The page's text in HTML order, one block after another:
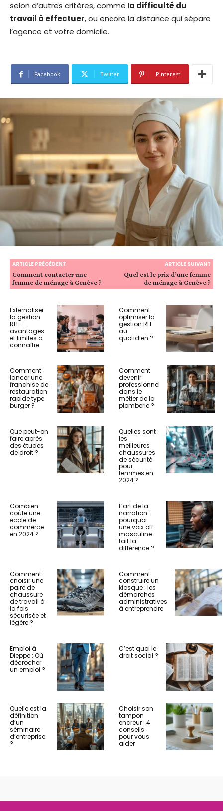
selon d’autres critères, comme la difficulté du
travail à effectuer, ou encore la distance qui sépare
l’agence et votre domicile.
Facebook Twitter Pinterest
ARTICLE PRÉCÉDENT
Comment contacter une
femme de ménage à Genève ?
ARTICLE SUIVANT
Quel est le prix d’une femme
de ménage à Genève ?
Externaliser
la gestion
RH :
avantages
et limites à
connaître
Comment
optimiser la
gestion RH
au
quotidien ?
Comment
lancer une
franchise de
restauration
rapide type
burger ?
Comment
devenir
professionnel
dans le
métier de la
plomberie ?
Que peut-on
faire après
des études
de droit ?
Quelles sont
les
meilleures
chaussures
de sécurité
pour
femmes en
2024 ?
Combien
coûte une
école de
commerce
en 2024 ?
L’art de la
narration :
pourquoi
une voix off
masculine
fait la
différence ?
Comment
choisir une
paire de
chaussure
de travail à
la fois
sécurisée et
légère ?
Comment
construire un
kiosque : les
démarches
administratives
à entreprendre
Emploi à
Dieppe : Où
décrocher
un emploi ?
C’est quoi le
droit social ?
Quelle est la
définition
d’un
séminaire
d’entreprise
?
Choisir son
tampon
encreur : 4
conseils
pour vous
aider